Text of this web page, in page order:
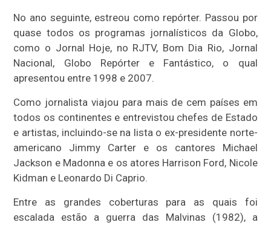
No ano seguinte, estreou como repórter. Passou por
quase todos os programas jornalísticos da Globo,
como o Jornal Hoje, no RJTV, Bom Dia Rio, Jornal
Nacional, Globo Repórter e Fantástico, o qual
apresentou entre 1998 e 2007.
Como jornalista viajou para mais de cem países em
todos os continentes e entrevistou chefes de Estado
e artistas, incluindo-se na lista o ex-presidente norte-
americano Jimmy Carter e os cantores Michael
Jackson e Madonna e os atores Harrison Ford, Nicole
Kidman e Leonardo Di Caprio.
Entre as grandes coberturas para as quais foi
escalada estão a guerra das Malvinas (1982), a